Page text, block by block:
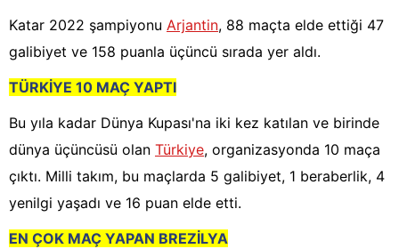
Katar 2022 şampiyonu Arjantin, 88 maçta elde ettiği 47
galibiyet ve 158 puanla üçüncü sırada yer aldı.
TÜRKİYE 10 MAÇ YAPTI
Bu yıla kadar Dünya Kupası'na iki kez katılan ve birinde
dünya üçüncüsü olan Türkiye, organizasyonda 10 maça
çıktı. Milli takım, bu maçlarda 5 galibiyet, 1 beraberlik, 4
yenilgi yaşadı ve 16 puan elde etti.
EN ÇOK MAÇ YAPAN BREZİLYA